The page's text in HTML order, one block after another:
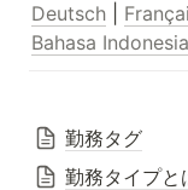
Deutsch
Bahasa Indonesia
勤務タグ
勤務タイプと